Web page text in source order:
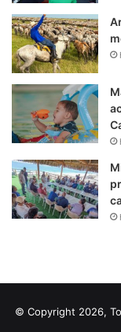
© Copyright 2026,